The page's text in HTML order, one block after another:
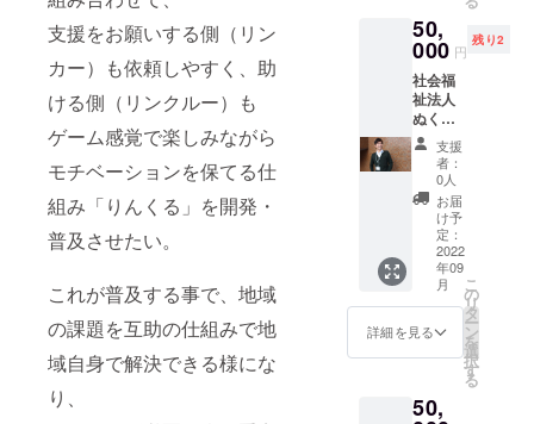
支援をお願いする側（リン
カー）も依頼しやすく、助
ける側（リンクルー）も
ゲーム感覚で楽しみながら
モチベーションを保てる仕
組み「りんくる」を開発・
普及させたい。
これが普及する事で、地域
の課題を互助の仕組みで地
域自身で解決できる様にな
り、
を感じ
る部分
が明確
にな
り、生
きやす
くなり
ますの
で、ぜ
ひお試
しくだ
さい。
詳しく
は一般
社団法
人コ
ミュニ
ケー
ション
シェン
ト協会
画面は
開発中
のもの
です。
実際の
画面と
は異な
る可能
性がご
ざいま
す。
気持
ち、価
値観や
行動が
理解で
きるよ
うにな
り、対
人関係
のスト
レスが
大きく
軽減さ
れま
す。 人
に必要
不可欠
ケー
うにな
り、対
人関係
のスト
レスが
大きく
軽減さ
れま
す。 人
間関係
に必要
不可欠
なコ
ミュニ
ケー
力を、
体系
視覚化
e教室
・SNS
教室 ・
クラブ
ハウス
教室 な
どな
ど、
様々な
教室か
らお選
び下さ
い。 複
数回実
施する
場合
は、別
途3コマ
ターン
ころも
解説で
きま
す。
25,000
円 診
断+解説
相談
約60
分/2名
基本は
ZOOM
対応
（訪問
やクラ
ブハウ
スは要
ト責任
50,
000 円
残り2
社会福
祉法人
ぬくも
り代表
である
鬼頭大
助さん
の講演
依頼
権。 長
年障が
い福祉
に関わ
り、熱
い想い
と行動
な活動
支援
者：
0人
お届
け予
定：
2022
年09
月
詳細を見る
こ
の
リ
タ
ー
ン
を
選
択
す
る
50,